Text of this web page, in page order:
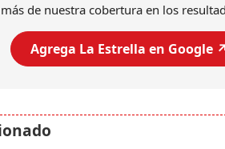
de nuestra cobertura en los
Agrega La Estrella en Google ↗️
Entre